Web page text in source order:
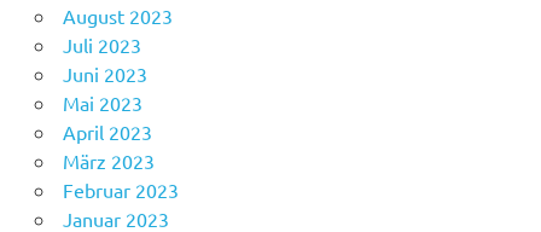
August 2023
Juli 2023
Juni 2023
Mai 2023
April 2023
März 2023
Februar 2023
Januar 2023